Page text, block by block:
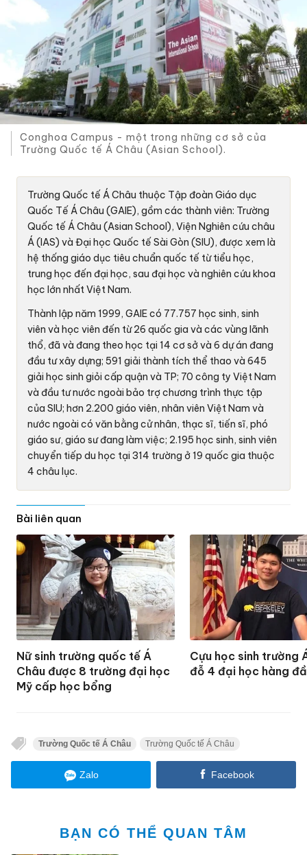
Conghoa Campus - một trong những cơ sở của
Trường Quốc tế Á Châu (Asian School).
Trường Quốc tế Á Châu thuộc Tập đoàn Giáo dục
Quốc Tế Á Châu (GAIE), gồm các thành viên: Trường
Quốc tế Á Châu (Asian School), Viện Nghiên cứu châu
Á (IAS) và Đại học Quốc tế Sài Gòn (SIU), được xem là
hệ thống giáo dục tiêu chuẩn quốc tế từ tiểu học,
trung học đến đại học, sau đại học và nghiên cứu khoa
học lớn nhất Việt Nam.
Thành lập năm 1999, GAIE có 77.757 học sinh, sinh
viên và học viên đến từ 26 quốc gia và các vùng lãnh
thổ, đã và đang theo học tại 14 cơ sở và 6 dự án đang
đầu tư xây dựng; 591 giải thành tích thể thao và 645
giải học sinh giỏi cấp quận và TP; 70 công ty Việt Nam
và đầu tư nước ngoài bảo trợ chương trình thực tập
của SIU; hơn 2.200 giáo viên, nhân viên Việt Nam và
nước ngoài có văn bằng cử nhân, thạc sĩ, tiến sĩ, phó
giáo sư, giáo sư đang làm việc; 2.195 học sinh, sinh viên
chuyển tiếp du học tại 314 trường ở 19 quốc gia thuộc
4 châu lục.
Bài liên quan
Nữ sinh trường quốc tế Á
Châu được 8 trường đại học
Mỹ cấp học bổng
Cựu học sinh trường
đỗ 4 đại học hàng
Trường Quốc tế Á Châu Trường Quốc tế Á Châu
Zalo Facebook
BẠN CÓ THỂ QUAN TÂM